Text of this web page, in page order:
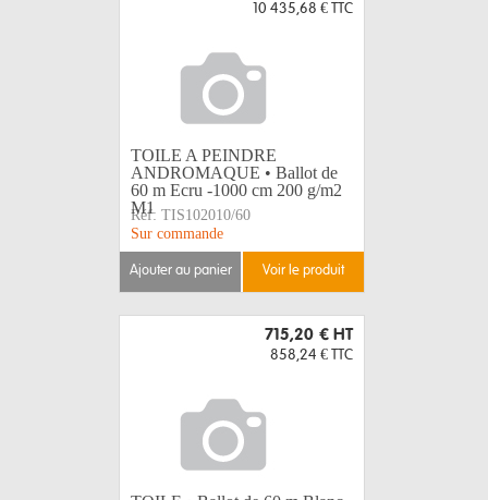
10 435,68 € TTC
TOILE A PEINDRE
ANDROMAQUE • Ballot de
60 m Ecru -1000 cm 200 g/m2
M1
Réf: TIS102010/60
Sur commande
ajouter au panier voir le produit
715,20 € HT
858,24 € TTC